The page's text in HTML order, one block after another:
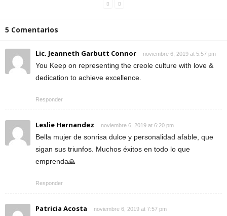
5 Comentarios
Lic. Jeanneth Garbutt Connor noviembre 6, 2019 at 5:57 pm
You Keep on representing the creole culture with love &
dedication to achieve excellence.
Responder
Leslie Hernandez noviembre 6, 2019 at 6:20 pm
Bella mujer de sonrisa dulce y personalidad afable, que
sigan sus triunfos. Muchos éxitos en todo lo que
emprenda🙏
Responder
Patricia Acosta noviembre 6, 2019 at 7:57 pm